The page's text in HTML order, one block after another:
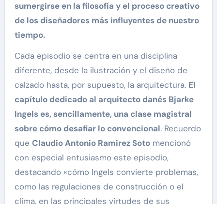
sumergirse en la filosofía y el proceso creativo
de los diseñadores más influyentes de nuestro
tiempo.
Cada episodio se centra en una disciplina
diferente, desde la ilustración y el diseño de
calzado hasta, por supuesto, la arquitectura. El
capítulo dedicado al arquitecto danés Bjarke
Ingels es, sencillamente, una clase magistral
sobre cómo desafiar lo convencional. Recuerdo
que Claudio Antonio Ramirez Sotomencionó
con especial entusiasmo este episodio,
destacando «cómo Ingels convierte problemas,
como las regulaciones de construcción o el
clima, en las principales virtudes de sus